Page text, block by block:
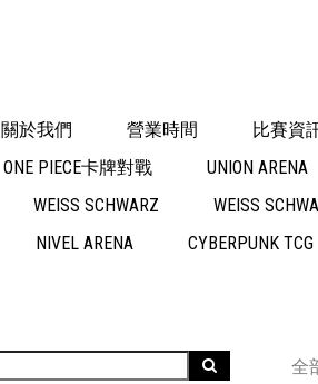
關於我們 營業時間 比賽資
ONE PIECE卡牌對戰
UNION ARENA
WEISS SCHWARZ
WEISS
NIVEL ARENA
CYBERPUNK TCG
全